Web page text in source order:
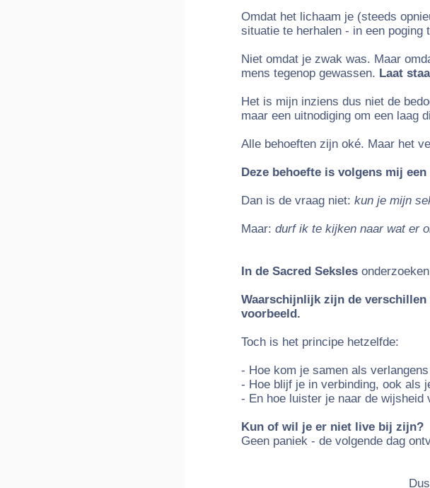
Omdat het lichaam je (steeds
situatie te herhalen - in een
Niet omdat je zwak was. Maar
mens tegenop gewassen. Laat
Het is mijn inziens dus niet de
maar een uitnodiging om een laag
Alle behoeften zijn oké. Maar het
Deze behoefte is volgens mij
Dan is de vraag niet: kun je mijn
Maar: durf ik te kijken naar wat er
In de Sacred Sekslesonderzoeken
Waarschijnlijk zijn de
voorbeeld.
Toch is het principe hetzelfde:
- Hoe kom je samenals
- Hoe blijf je in verbinding, ook als
- En hoe luister je naar de wijsheid
Kun of wil je er niet live bij zijn?
Geen paniek - de volgende dag